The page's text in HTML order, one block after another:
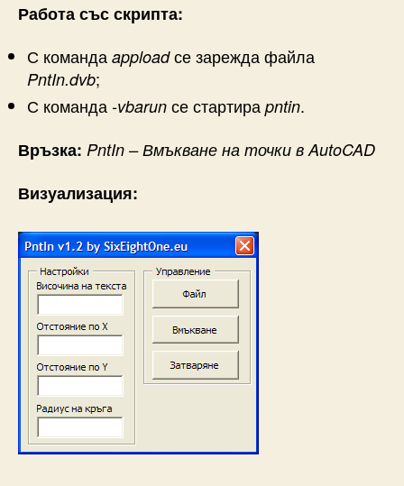
Работа със скрипта:
С команда apploadсе зарежда файла
PntIn.dvb;
С команда -vbarun се стартира pntin.
Връзка: PntIn – Вмъкване на точки в AutoCAD
Визуализация: